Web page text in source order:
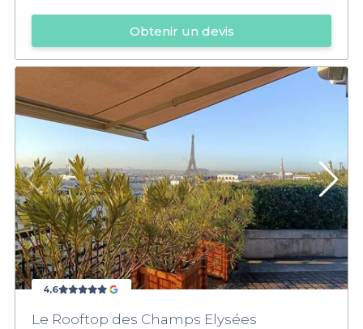
Obtenir un devis
4,6
Le Rooftop des Champs Elysées